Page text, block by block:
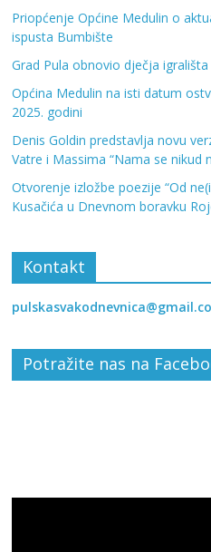
Priopćenje Općine Medulin o
ispusta Bumbište
Grad Pula obnovio dječja
Općina Medulin na isti datum
2025. godini
Denis Goldin predstavlja novu
Vatre i Massima “Nama se nikud
Otvorenje izložbe poezije “Od
Kusačića u Dnevnom boravku
Kontakt
Potražite nas na